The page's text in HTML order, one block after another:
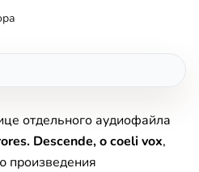
отдельного аудиофайла
Descende, o coeli vox,
произведения